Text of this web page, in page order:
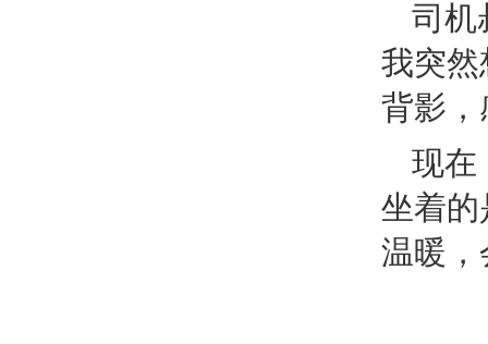
司机
我突然
背影
现在
坐着的
温暖，